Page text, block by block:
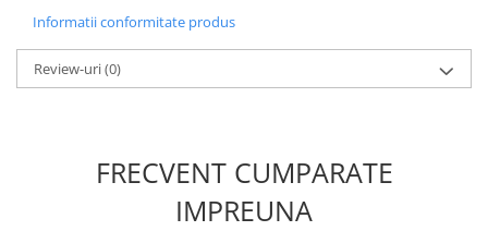
Informatii conformitate produs
Review-uri(0)
FRECVENT CUMPARATE
IMPREUNA